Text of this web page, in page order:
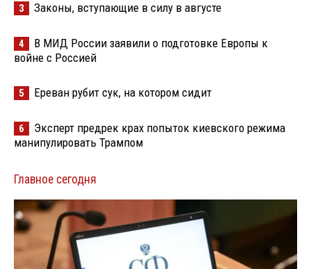
3 Законы, вступающие в силу в августе
4
В МИД России заявили о подготовке Европы к
войне с Россией
5 Ереван рубит сук, на котором сидит
6
Эксперт предрек крах попыток киевского режима
манипулировать Трампом
Главное сегодня